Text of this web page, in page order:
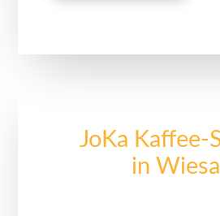
JoKa Kaffee-
in